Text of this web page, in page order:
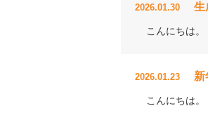
2026.01.30 生
こんにちは。
2026.01.23 新
こんにちは。